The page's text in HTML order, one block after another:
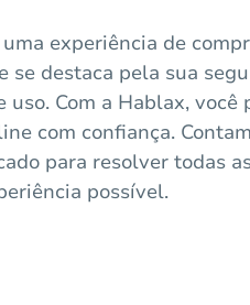
experiência de
se destaca pela sua
uso. Com a Hablax, você
com confiança.
para resolver todas
possível.